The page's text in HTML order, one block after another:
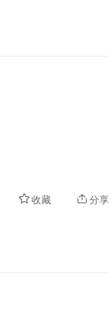
收藏 分享